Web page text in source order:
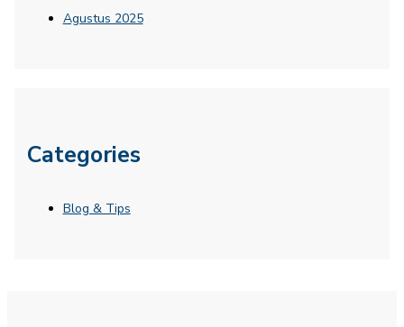
Agustus 2025
Categories
Blog & Tips